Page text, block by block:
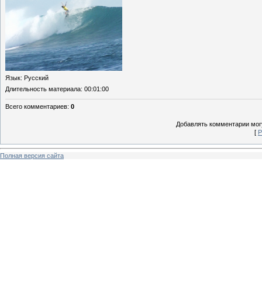
Язык: Русский
Длительность материала: 00:01:00
Всего комментариев: 0
Добавлять комментарии
[
Полная версия сайта